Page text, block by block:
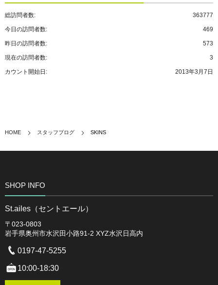
363777
総訪問者数:
469
今日の訪問者数:
573
昨日の訪問者数:
3
現在の訪問者数:
2013年3月7日
カウント開始日:
HOME スタッフブログ SKINS
SHOP INFO
St.ailes（セントエール）
〒023-0803
岩手県奥州市水沢田小路91-2 XYZ水沢日高内
0197-47-5255
10:00-18:30